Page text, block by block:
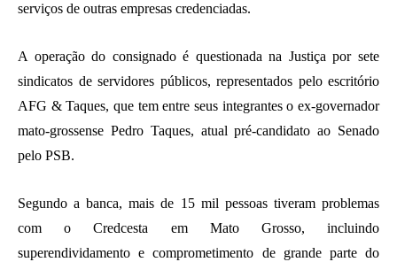
serviços de outras empresas credenciadas.
A operação do consignado é questionada na Justiça por sete
sindicatos de servidores públicos, representados pelo escritório
AFG & Taques, que tem entre seus integrantes o ex-governador
mato-grossense Pedro Taques, atual pré-candidato ao Senado
pelo PSB.
Segundo a banca, mais de 15 mil pessoas tiveram problemas
com o Credcesta em Mato Grosso, incluindo
superendividamento e comprometimento de grande parte do